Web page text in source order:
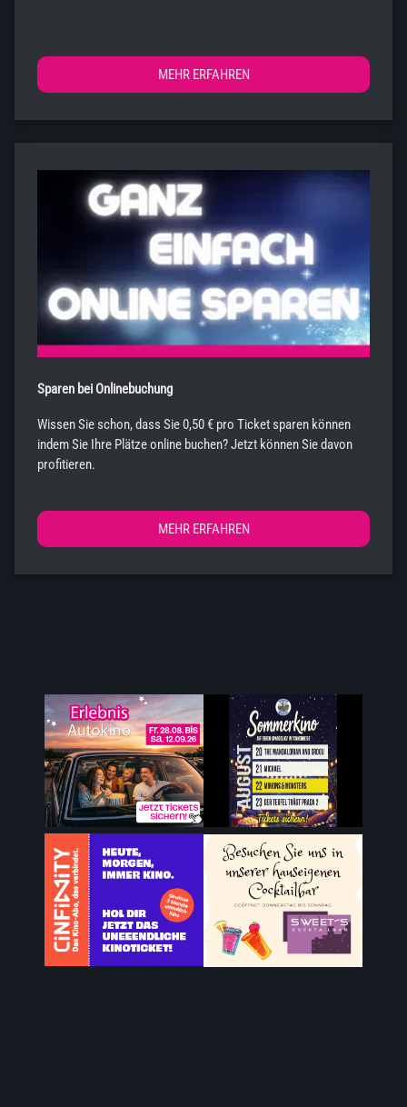
MEHR ERFAHREN
Sparen bei Onlinebuchung
Wissen Sie schon, dass Sie 0,50 € pro Ticket sparen können
indem Sie Ihre Plätze online buchen? Jetzt können Sie davon
profitieren.
MEHR ERFAHREN